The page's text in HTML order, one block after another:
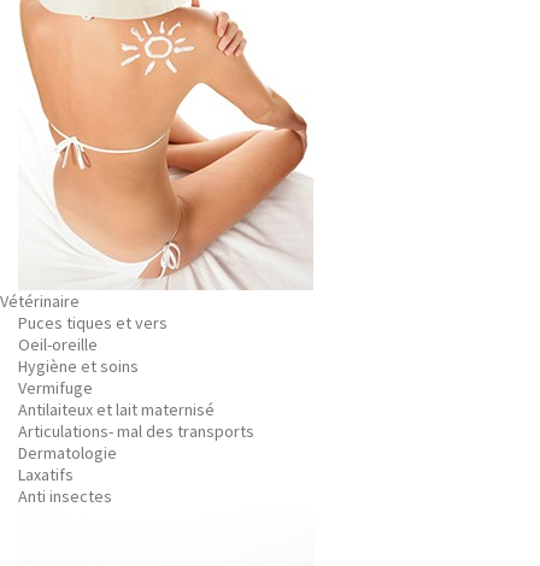
Vétérinaire
Puces tiques et vers
Oeil-oreille
Hygiène et soins
Vermifuge
Antilaiteux et lait maternisé
Articulations- mal des transports
Dermatologie
Laxatifs
Anti insectes